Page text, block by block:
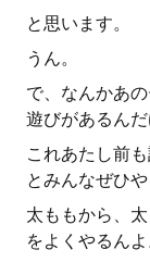
と思います。
うん。
で、なんかあ
遊びがあるんだ
これあたし前
とみんなぜひ
太ももから、
をよくやるんよ